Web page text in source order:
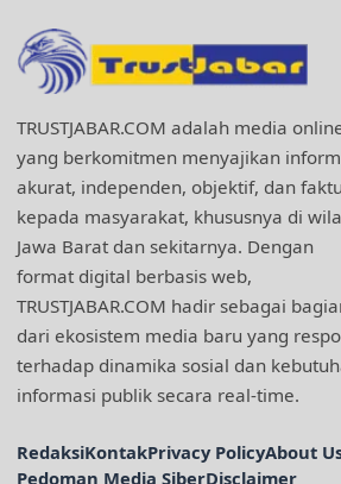
TRUSTJABAR.COM adalah media
yang berkomitmen menyajikan
akurat, independen, objektif, dan
kepada masyarakat, khususnya di
Jawa Barat dan sekitarnya. Dengan
format digital berbasis web,
TRUSTJABAR.COM hadir sebagai
dari ekosistem media baru yang
terhadap dinamika sosial dan
informasi publik secara real-time.
RedaksiKontakPrivacy PolicyAbout
Pedoman Media SiberDisclaimer